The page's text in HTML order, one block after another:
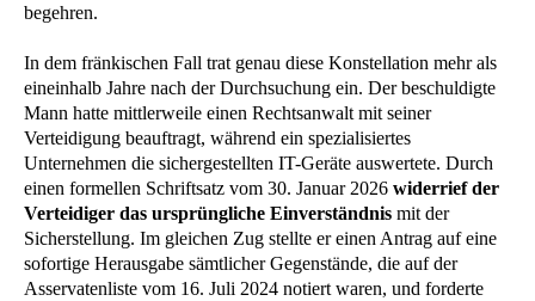
begehren.
In dem fränkischen Fall trat genau diese Konstellation mehr als
eineinhalb Jahre nach der Durchsuchung ein. Der beschuldigte
Mann hatte mittlerweile einen Rechtsanwalt mit seiner
Verteidigung beauftragt, während ein spezialisiertes
Unternehmen die sichergestellten IT-Geräte auswertete. Durch
einen formellen Schriftsatz vom 30. Januar 2026 widerrief der
Verteidiger das ursprüngliche Einverständnis mit der
Sicherstellung. Im gleichen Zug stellte er einen Antrag auf eine
sofortige Herausgabe sämtlicher Gegenstände, die auf der
Asservatenliste vom 16. Juli 2024 notiert waren, und forderte